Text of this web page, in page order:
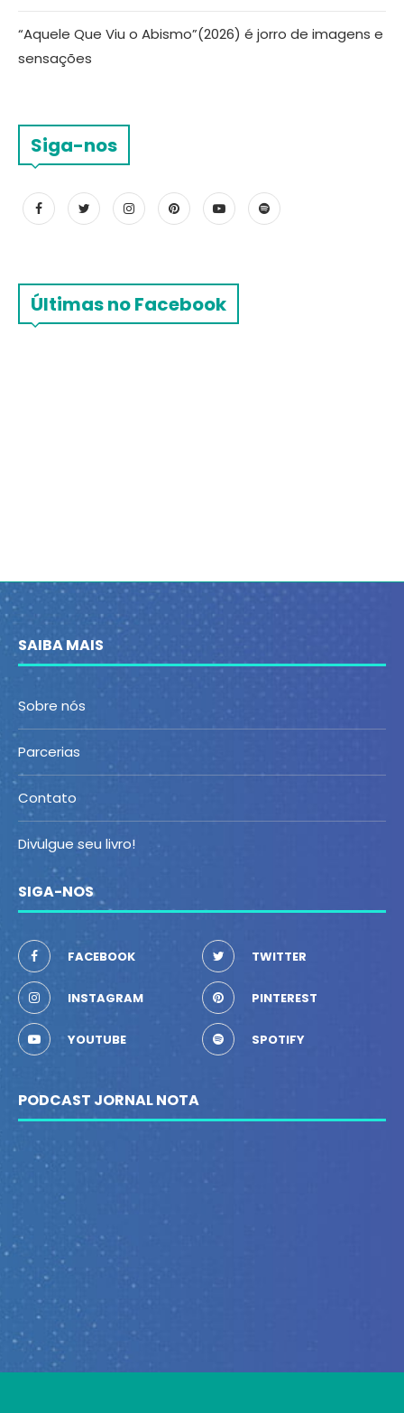
“Aquele Que Viu o Abismo”(2026) é jorro de imagens e
sensações
Siga-nos
Últimas no Facebook
SAIBA MAIS
Sobre nós
Parcerias
Contato
Divulgue seu livro!
SIGA-NOS
FACEBOOK TWITTER
INSTAGRAM PINTEREST
YOUTUBE SPOTIFY
PODCAST JORNAL NOTA